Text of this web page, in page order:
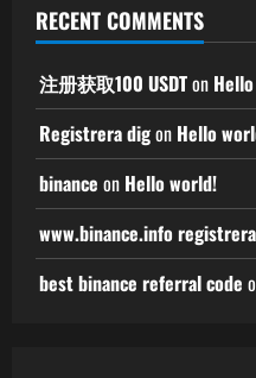
RECENT COMMENTS
注册获取100 USDTon
Registrera digon Hello
binance on Hello world!
www.binance.info
best binance referral code